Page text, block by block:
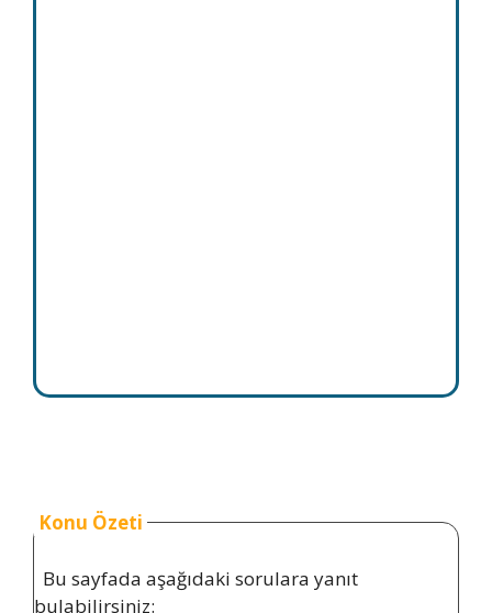
Konu Özeti
Bu sayfada aşağıdaki sorulara yanıt
bulabilirsiniz: